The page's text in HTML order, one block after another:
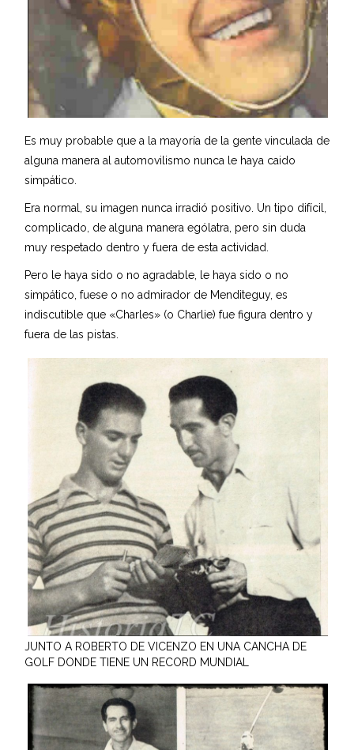
Es muy probable que a la mayoría de la gente vinculada de
alguna manera al automovilismo nunca le haya caido
simpático.
Era normal, su imagen nunca irradió positivo. Un tipo difícil,
complicado, de alguna manera ególatra, pero sin duda
muy respetado dentro y fuera de esta actividad.
Pero le haya sido o no agradable, le haya sido o no
simpático, fuese o no admirador de Menditeguy, es
indiscutible que «Charles» (o Charlie) fue figura dentro y
fuera de las pistas.
JUNTO A ROBERTO DE VICENZO EN UNA CANCHA DE
GOLF DONDE TIENE UN RECORD MUNDIAL